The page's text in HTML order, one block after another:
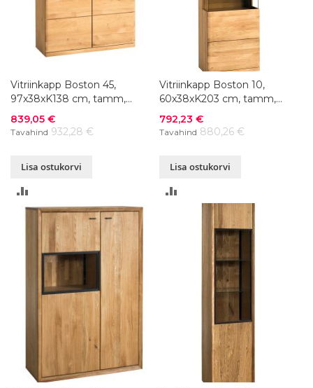
Vitriinkapp Boston 45,
97x38xK138 cm, tamm,
õlitatud
Soodushind
839,05 €
Tavahind 932,28 €
Lisa ostukorvi
VÕRDLUSESSE
Vitriinkapp Boston 10,
60x38xK203 cm, tamm,
õlitatud
Soodushind
792,23 €
Tavahind 880,26 €
Lisa ostukorvi
VÕRDLUSESSE